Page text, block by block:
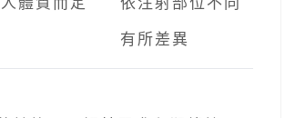
有所差異